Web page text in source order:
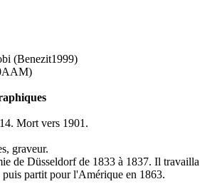
(Benezit1999)
Mort vers 1901.
graveur.
de Düsseldorf de 1833 à 1837. Il travailla
puis partit pour l'Amérique en 1863.